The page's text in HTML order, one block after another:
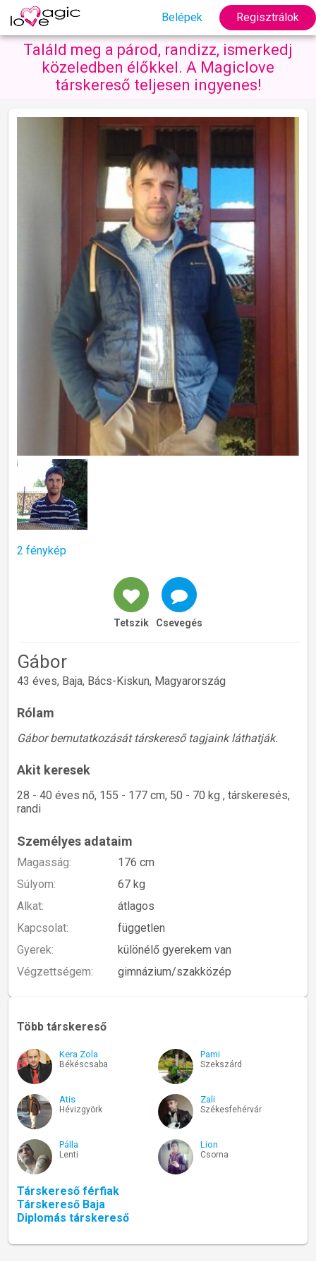
Belépek Regisztrálok
Találd meg a párod, randizz, ismerkedj
közeledben élőkkel. A Magiclove
társkereső teljesen ingyenes!
2 fénykép
Tetszik Csevegés
Gábor
43 éves, Baja, Bács-Kiskun, Magyarország
Rólam
Gábor bemutatkozását társkereső tagjaink láthatják.
Akit keresek
28 - 40 éves nő, 155 - 177 cm, 50 - 70 kg , társkeresés,
randi
Személyes adataim
Magasság:
176 cm
Súlyom:
67 kg
Alkat:
átlagos
Kapcsolat:
független
Gyerek:
különélő gyerekem van
Végzettségem:
gimnázium/szakközép
Több társkereső
Kera Zola
Békéscsaba
Pami
Szekszárd
Atis
Hévizgyörk
Zali
Székesfehérvár
Pálla
Lenti
Lion
Csorna
Társkereső férfiak
Társkereső Baja
Diplomás társkereső